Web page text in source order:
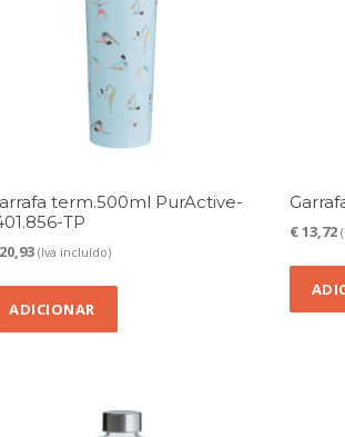
term.500ml PurActive-
TP
20,93 (Iva incluído)
ADICIONAR
€13,72